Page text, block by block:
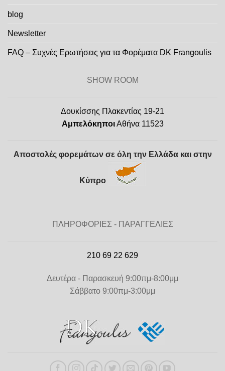
blog
Newsletter
FAQ – Συχνές Ερωτήσεις για τα Φορέματα DK Frangoulis
SHOW ROOM
Δουκίσσης Πλακεντίας 19-21
ΑμπελόκηποιΑθήνα 11523
Αποστολές φορεμάτων σε όλη την Ελλάδα και στην
Κύπρο
ΠΛΗΡΟΦΟΡΙΕΣ - ΠΑΡΑΓΓΕΛΙΕΣ
210 69 22 629
Δευτέρα - Παρασκευή 9:00πμ-8:00μμ
Σάββατο 9:00πμ-3:00μμ